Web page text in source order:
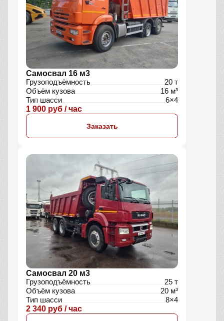
Самосвал 16 м3
Грузоподъёмность
20 т
Объём кузова
16 м³
Тип шасси
6×4
1 900 руб / час
Заказать
Самосвал 20 м3
Грузоподъёмность
25 т
Объём кузова
20 м³
Тип шасси
8×4
2 340 руб / час